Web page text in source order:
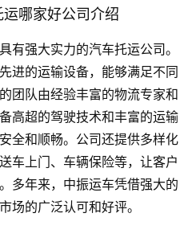
哪家好公司介绍
有强大实力的汽车托运公司。
进的运输设备，能够满足不同
团队由经验丰富的物流专家和
高超的驾驶技术和丰富的运输
全和顺畅。公司还提供多样化
车上门、车辆保险等，让客户
多年来，中振运车凭借强大的
场的广泛认可和好评。